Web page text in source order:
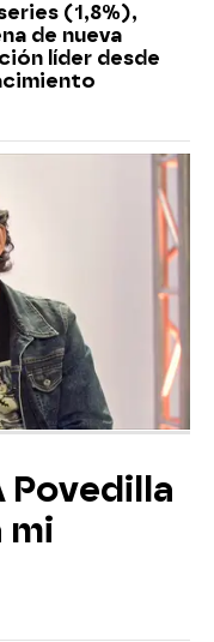
(1,8%),
de nueva
líder desde
Povedilla
mi